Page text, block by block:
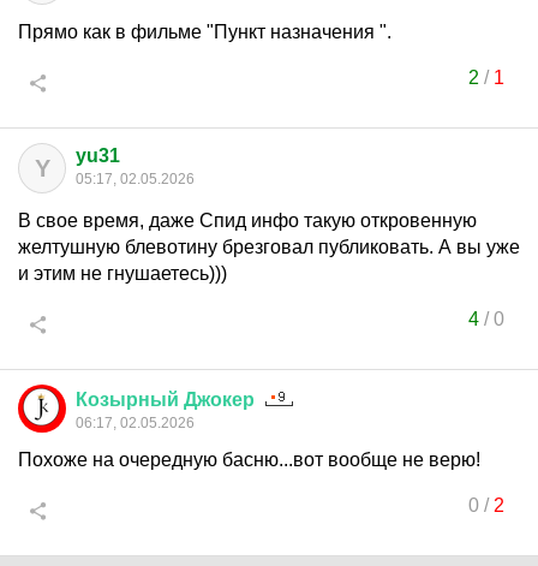
Прямо как в фильме "Пункт назначения ".
2 / 1
Y yu31
05:17, 02.05.2026
В свое время, даже Спид инфо такую откровенную
желтушную блевотину брезговал публиковать. А вы уже
и этим не гнушаетесь)))
4/0
Козырный Джокер
06:17, 02.05.2026
Похоже на очередную басню...вот вообще не верю!
0/ 2